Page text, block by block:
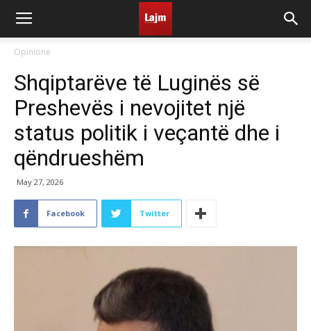
Opinione
Shqiptarëve të Luginës së
Preshevës i nevojitet një
status politik i veçantë dhe i
qëndrueshëm
May 27, 2026
Facebook Twitter